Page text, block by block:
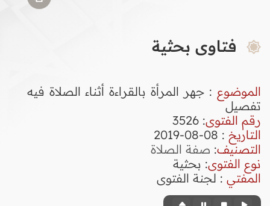
فتاوى بحثية
الموضوع : جهر المرأة بالقراءة أثناء الصلاة فيه
تفصيل
رقم الفتوى:
3526
التاريخ : 08-08-2019
التصنيف: صفة الصلاة
نوع الفتوى: بحثية
المفتي : لجنة الفتوى